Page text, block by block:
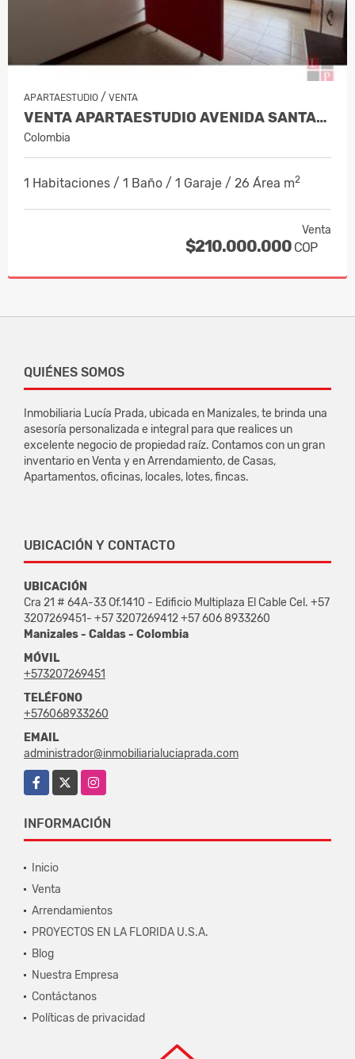
APARTAESTUDIO / VENTA
VENTA APARTAESTUDIO AVENIDA SANTANDE…
Colombia
1 Habitaciones / 1 Baño / 1 Garaje / 26 Área m2
Venta
$210.000.000 COP
QUIÉNES SOMOS
Inmobiliaria Lucía Prada, ubicada en Manizales, te brinda una
asesoría personalizada e integral para que realices un
excelente negocio de propiedad raíz. Contamos con un gran
inventario en Venta y en Arrendamiento, de Casas,
Apartamentos, oficinas, locales, lotes, fincas.
UBICACIÓN Y CONTACTO
UBICACIÓN
Cra 21 # 64A-33 Of.1410 - Edificio Multiplaza El Cable Cel. +57
3207269451- +57 3207269412 +57 606 8933260
Manizales - Caldas - Colombia
MÓVIL
+573207269451
TELÉFONO
+576068933260
EMAIL
administrador@inmobiliarialuciaprada.com
Facebook
Instagram
INFORMACIÓN
Inicio
Venta
Arrendamientos
PROYECTOS EN LA FLORIDA U.S.A.
Blog
Nuestra Empresa
Contáctanos
Políticas de privacidad